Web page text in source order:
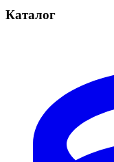
Каталог